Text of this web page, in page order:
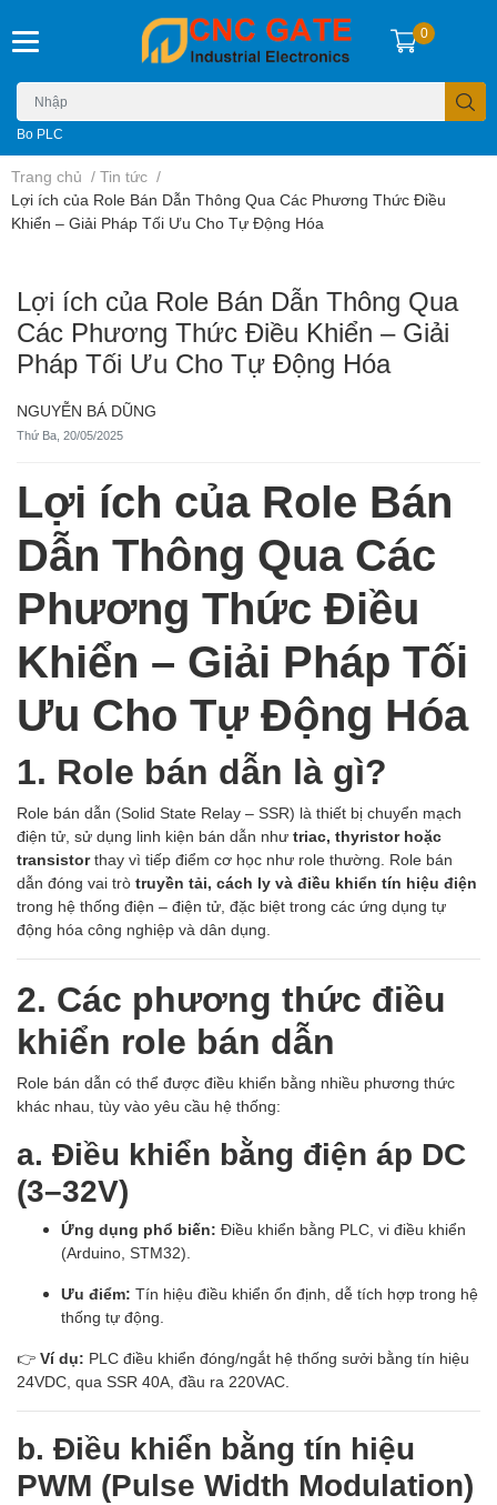
Bo PLC
0
Trang chủ / Tin tức /
Lợi ích của Role Bán Dẫn Thông Qua Các Phương Thức Điều
Khiển – Giải Pháp Tối Ưu Cho Tự Động Hóa
Lợi ích của Role Bán Dẫn Thông Qua
Các Phương Thức Điều Khiển – Giải
Pháp Tối Ưu Cho Tự Động Hóa
NGUYỄN BÁ DŨNG
Thứ Ba, 20/05/2025
Lợi ích của Role Bán
Dẫn Thông Qua Các
Phương Thức Điều
Khiển – Giải Pháp Tối
Ưu Cho Tự Động Hóa
1. Role bán dẫn là gì?
Role bán dẫn (Solid State Relay – SSR) là thiết bị chuyển mạch
điện tử, sử dụng linh kiện bán dẫn như triac, thyristor hoặc
transistorthay vì tiếp điểm cơ học như role thường. Role bán
dẫn đóng vai trò truyền tải, cách ly và điều khiển tín hiệu điện
trong hệ thống điện – điện tử, đặc biệt trong các ứng dụng tự
động hóa công nghiệp và dân dụng.
2. Các phương thức điều
khiển role bán dẫn
Role bán dẫn có thể được điều khiển bằng nhiều phương thức
khác nhau, tùy vào yêu cầu hệ thống:
a. Điều khiển bằng điện áp DC
(3–32V)
Ứng dụng phổ biến: Điều khiển bằng PLC, vi điều khiển
(Arduino, STM32).
Ưu điểm: Tín hiệu điều khiển ổn định, dễ tích hợp trong hệ
thống tự động.
👉 Ví dụ: PLC điều khiển đóng/ngắt hệ thống sưởi bằng tín hiệu
24VDC, qua SSR 40A, đầu ra 220VAC.
b. Điều khiển bằng tín hiệu
PWM (Pulse Width Modulation)